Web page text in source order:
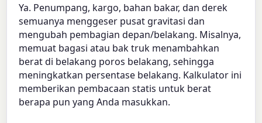
Ya. Penumpang, kargo, bahan bakar, dan derek
semuanya menggeser pusat gravitasi dan
mengubah pembagian depan/belakang. Misalnya,
memuat bagasi atau bak truk menambahkan
berat di belakang poros belakang, sehingga
meningkatkan persentase belakang. Kalkulator ini
memberikan pembacaan statis untuk berat
berapa pun yang Anda masukkan.